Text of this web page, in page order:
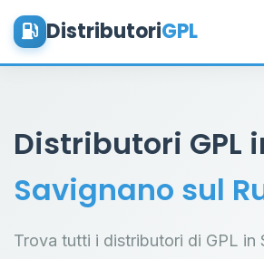
DistributoriGPL
Distributori GPL
Savignano sul
Trova tutti i distributori di GPL in